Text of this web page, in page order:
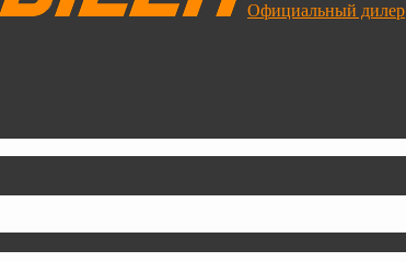
Официальный дилер